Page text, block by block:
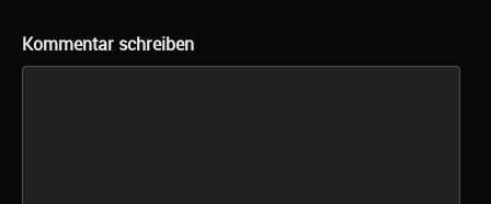
Kommentar schreiben